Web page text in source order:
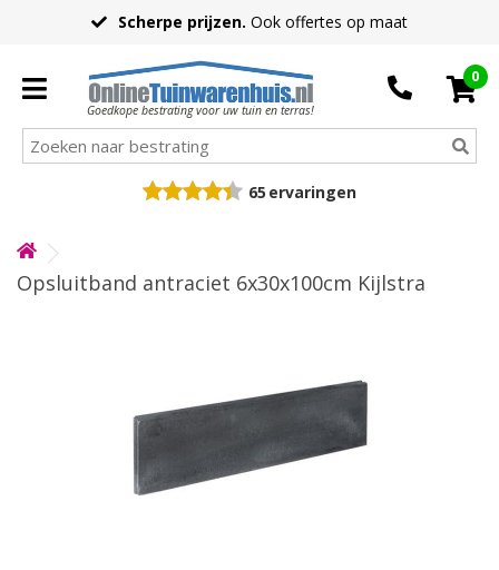
Scherpe prijzen. Ook offertes op maat
Goedkope bestrating voor uw tuin en terras!
0
65 ervaringen
Opsluitband antraciet 6x30x100cm Kijlstra